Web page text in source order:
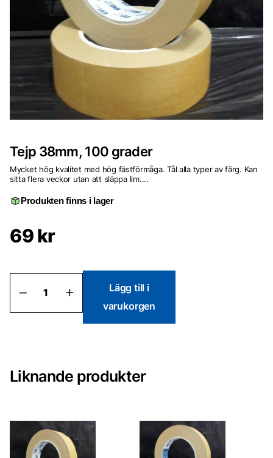
Tejp 38mm, 100 grader
Mycket hög kvalitet med hög fästförmåga. Tål alla typer av färg. Kan
sitta flera veckor utan att släppa lim....
Produkten finns i lager
69kr
Tejp
38mm,
100
Lägg till i
varukorgen
Liknande produkter